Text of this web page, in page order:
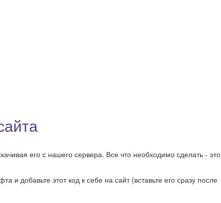
его с нашего сервера. Все что необходимо сделать - это
добавьте этот код к себе на сайт (вставьте его сразу после